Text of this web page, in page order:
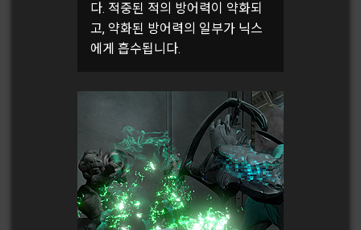
다. 적중된 적의 방어력이 약화되
고, 약화된 방어력의 일부가 닉스
에게 흡수됩니다.